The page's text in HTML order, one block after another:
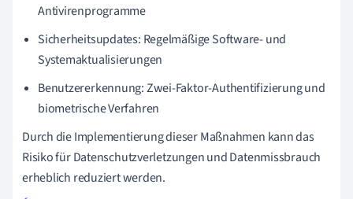
Antivirenprogramme
Sicherheitsupdates: Regelmäßige Software- und
Systemaktualisierungen
Benutzererkennung: Zwei-Faktor-Authentifizierung und
biometrische Verfahren
Durch die Implementierung dieser Maßnahmen kann das
Risiko für Datenschutzverletzungen und Datenmissbrauch
erheblich reduziert werden.